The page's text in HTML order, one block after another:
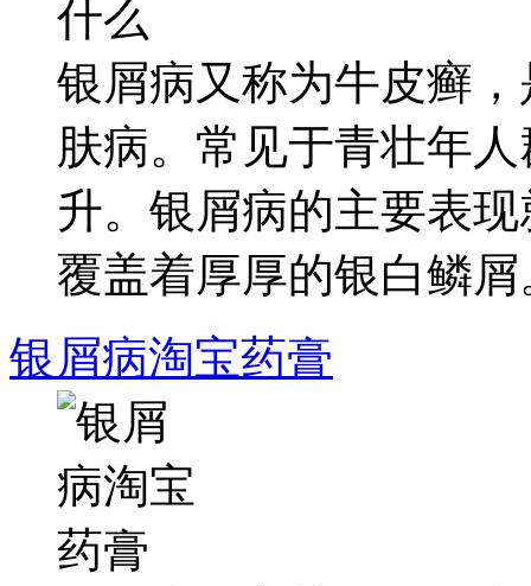
银屑病又称为牛皮癣
肤病。常见于青壮年
升。银屑病的主要表
覆盖着厚厚的银白鳞屑
银屑病淘宝药膏